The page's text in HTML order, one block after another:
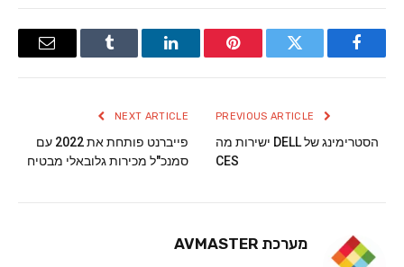
Facebook
Twitter
Pinterest
LinkedIn
Tumblr
Email
הסטרימינג של DELL ישירות מה
CES
NEXT ARTICLE
פייברנט פותחת את 2022 עם
סמנכ"ל מכירות גלובאלי מבטיח
מערכת AVMASTER